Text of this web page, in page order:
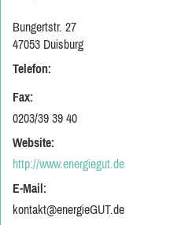
Bungertstr. 27
47053 Duisburg
Telefon:
Fax:
0203/39 39 40
Website:
http://www.energiegut.de
E-Mail:
kontakt@energieGUT.de